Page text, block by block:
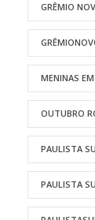
GRÊMIO
MENINAS
OUTUBRO
PAULISTA
PAULISTA